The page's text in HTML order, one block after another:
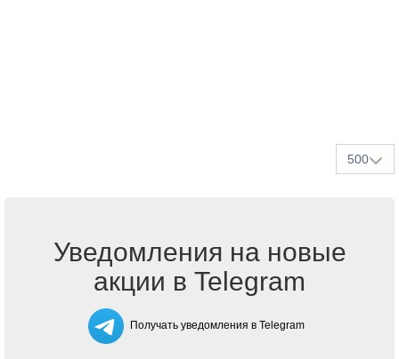
500
Уведомления на новые
акции в Telegram
Получать уведомления в Telegram